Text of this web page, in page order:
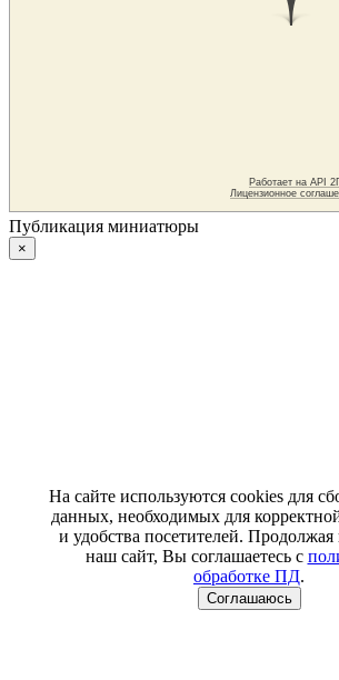
Публикация миниатюры
×
На сайте используются cookies для
данных, необходимых для
и удобства посетителей. Продолжая
наш сайт, Вы соглашаетесь с
обработке ПД.
Соглашаюсь